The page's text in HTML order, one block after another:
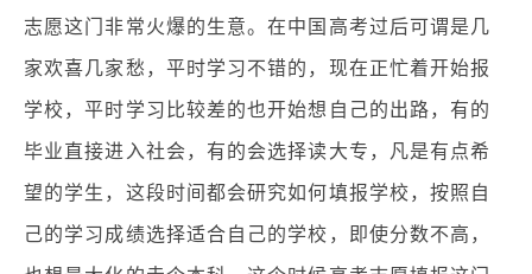
志愿这门非常火爆的生意。在中国高考过后可谓是几
家欢喜几家愁，平时学习不错的，现在正忙着开始报
学校，平时学习比较差的也开始想自己的出路，有的
毕业直接进入社会，有的会选择读大专，凡是有点希
望的学生，这段时间都会研究如何填报学校，按照自
己的学习成绩选择适合自己的学校，即使分数不高，